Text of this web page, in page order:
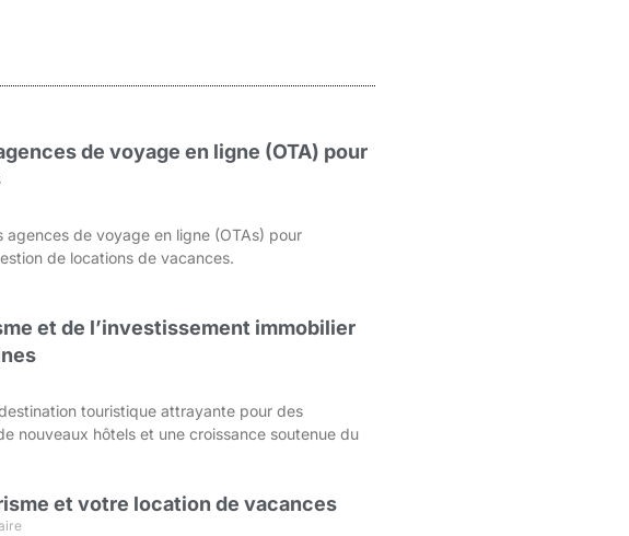
de voyage en ligne (OTA) pour
de voyage en ligne (OTAs) pour
de locations de vacances.
et de l’investissement immobilier
touristique attrayante pour des
nouveaux hôtels et une croissance soutenue du
et votre location de vacances